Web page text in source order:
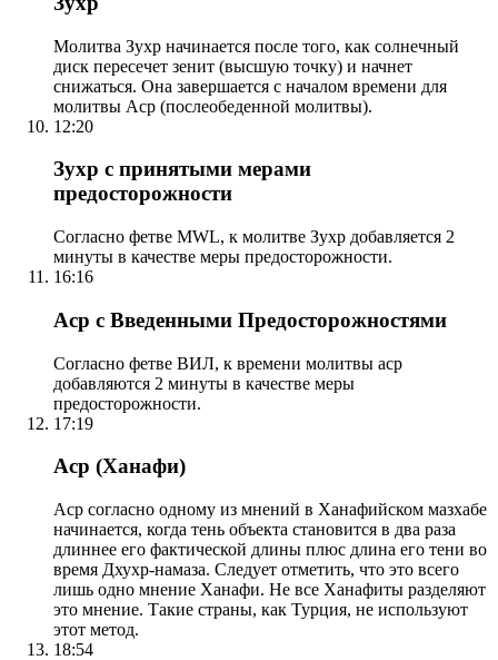
Молитва Зухр начинается после того, как солнечный
диск пересечет зенит (высшую точку) и начнет
снижаться. Она завершается с началом времени для
молитвы Аср (послеобеденной молитвы).
12:20
Зухр с принятыми мерами
предосторожности
Согласно фетве MWL, к молитве Зухр добавляется 2
минуты в качестве меры предосторожности.
16:16
Аср с Введенными Предосторожностями
Согласно фетве ВИЛ, к времени молитвы аср
добавляются 2 минуты в качестве меры
предосторожности.
17:19
Аср (Ханафи)
Аср согласно одному из мнений в Ханафийском мазхабе
начинается, когда тень объекта становится в два раза
длиннее его фактической длины плюс длина его тени во
время Дхухр-намаза. Следует отметить, что это всего
лишь одно мнение Ханафи. Не все Ханафиты разделяют
это мнение. Такие страны, как Турция, не используют
этот метод.
18:54